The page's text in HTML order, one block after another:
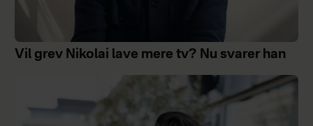
Vil grev Nikolai lave mere tv? Nu svarer han